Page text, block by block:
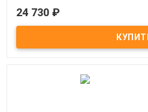
Под заказ
Акустическая тактильная панель
24 730 ₽